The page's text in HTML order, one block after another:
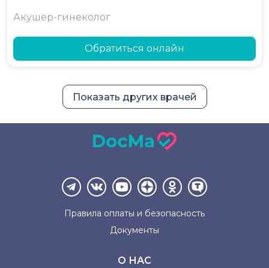
Акушер-гинеколог
Обратиться онлайн
Показать других врачей
Правила оплаты и безопасность
Документы
О НАС